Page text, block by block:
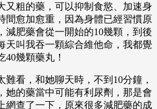
又粗的藥，可以抑制食慾、加速身
間愈加愈重，因為身體已經習慣原
減肥藥會從一開始的10幾顆，到後
天叫我吞一顆綜合維他命，我都覺
幾顆藥丸！
看，和她聊天時，不到10分鐘，
她的藥當中可能有利尿劑，那是會
網查了一下，原來很多減肥藥的成